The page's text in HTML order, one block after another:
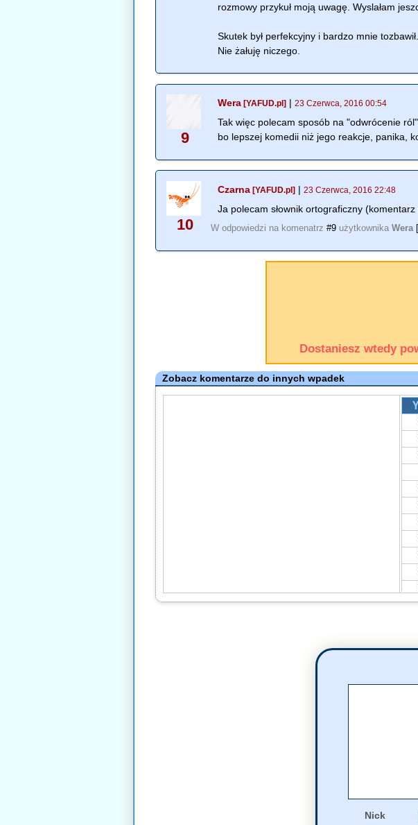
rozmowy przykuł moją uwagę. Wyslałam
Skutek był perfekcyjny i bardzo mnie
Nie żałuję niczego.
9
Wera [YAFUD.pl] |23 Czerwca, 2016 00:54
Tak więc polecam sposób na "odwrócenie
bo lepszej komedii niż jego reakcje, panika,
10
Czarna [YAFUD.pl] |23 Czerwca, 2016 22:48
Ja polecam słownik ortograficzny (komentarz
W odpowiedzi na komenatrz#9 użytkownikaWera
Dostaniesz wtedy
Zobacz komentarze do innych wpadek
Nick